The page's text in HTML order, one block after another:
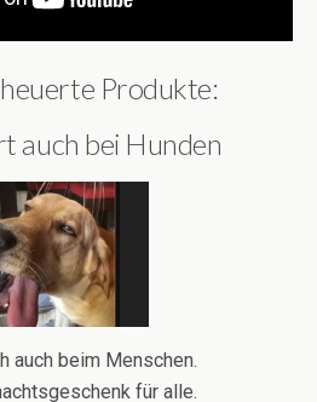
Produkte:
auch bei Hunden
auch beim Menschen.
für alle.